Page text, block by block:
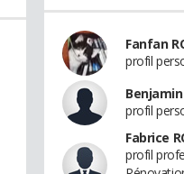
Fanfan
profil
Benjamin
profil
Fabrice
profil